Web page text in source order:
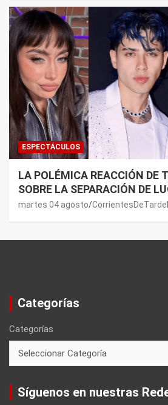
ESPECTÁCULOS
LA POLÉMICA REACCIÓN DE
SOBRE LA SEPARACIÓN DE
JOAQUI: “¿MI VERDAD?”
martes 04 agosto
Categorías
Categorías
Síguenos en nuestras